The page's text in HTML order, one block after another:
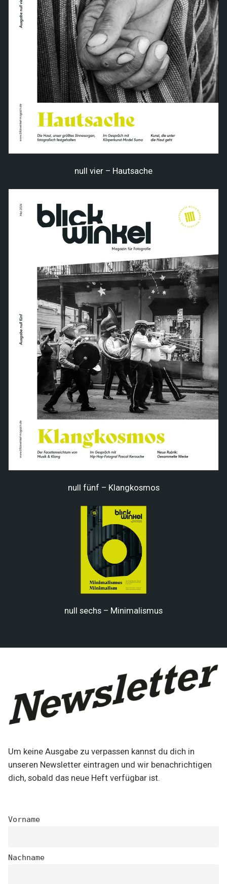
null vier – Hautsache
null fünf – Klangkosmos
null sechs – Minimalismus
Um keine Ausgabe zu verpassen kannst du dich in
unseren Newsletter eintragen und wir benachrichtigen
dich, sobald das neue Heft verfügbar ist.
Vorname
Nachname